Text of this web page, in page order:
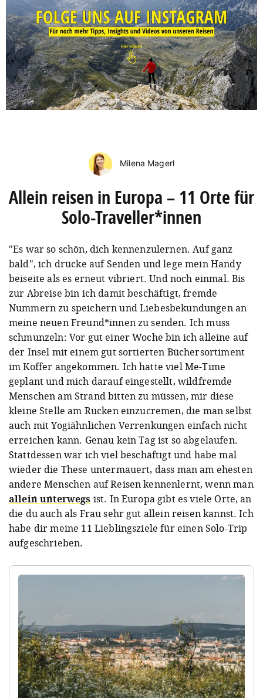
Milena Magerl
Allein reisen in Europa – 11 Orte für
Solo-Traveller*innen
"Es war so schön, dich kennenzulernen. Auf ganz
bald", ich drücke auf Senden und lege mein Handy
beiseite als es erneut vibriert. Und noch einmal. Bis
zur Abreise bin ich damit beschäftigt, fremde
Nummern zu speichern und Liebesbekundungen an
meine neuen Freund*innen zu senden. Ich muss
schmunzeln: Vor gut einer Woche bin ich alleine auf
der Insel mit einem gut sortierten Büchersortiment
im Koffer angekommen. Ich hatte viel Me-Time
geplant und mich darauf eingestellt, wildfremde
Menschen am Strand bitten zu müssen, mir diese
kleine Stelle am Rücken einzucremen, die man selbst
auch mit Yogiähnlichen Verrenkungen einfach nicht
erreichen kann. Genau kein Tag ist so abgelaufen.
Stattdessen war ich viel beschäftigt und habe mal
wieder die These untermauert, dass man am ehesten
andere Menschen auf Reisen kennenlernt, wenn man
allein unterwegs ist. In Europa gibt es viele Orte, an
die du auch als Frau sehr gut allein reisen kannst. Ich
habe dir meine 11 Lieblingsziele für einen Solo-Trip
aufgeschrieben.